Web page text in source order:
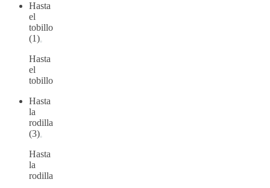
Hasta
el
tobillo
(1)
Hasta
el
tobillo
Hasta
la
rodilla
(3)
Hasta
la
rodilla